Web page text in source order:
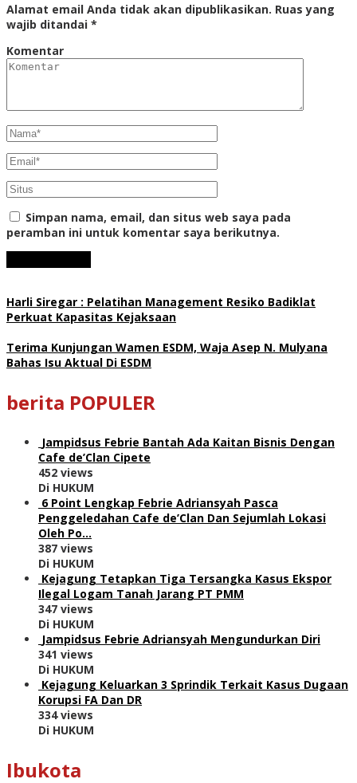
Alamat email Anda tidak akan dipublikasikan. Ruas yang
wajib ditandai *
Komentar
Simpan nama, email, dan situs web saya pada
peramban ini untuk komentar saya berikutnya.
Harli Siregar : Pelatihan Management Resiko Badiklat
Perkuat Kapasitas Kejaksaan
Terima Kunjungan Wamen ESDM, Waja Asep N. Mulyana
Bahas Isu Aktual Di ESDM
berita POPULER
Jampidsus Febrie Bantah Ada Kaitan Bisnis Dengan
Cafe de’Clan Cipete
452 views
Di HUKUM
6 Point Lengkap Febrie Adriansyah Pasca
Penggeledahan Cafe de’Clan Dan Sejumlah Lokasi
Oleh Po…
387 views
Di HUKUM
Kejagung Tetapkan Tiga Tersangka Kasus Ekspor
Ilegal Logam Tanah Jarang PT PMM
347 views
Di HUKUM
Jampidsus Febrie Adriansyah Mengundurkan Diri
341 views
Di HUKUM
Kejagung Keluarkan 3 Sprindik Terkait Kasus Dugaan
Korupsi FA Dan DR
334 views
Di HUKUM
Ibukota